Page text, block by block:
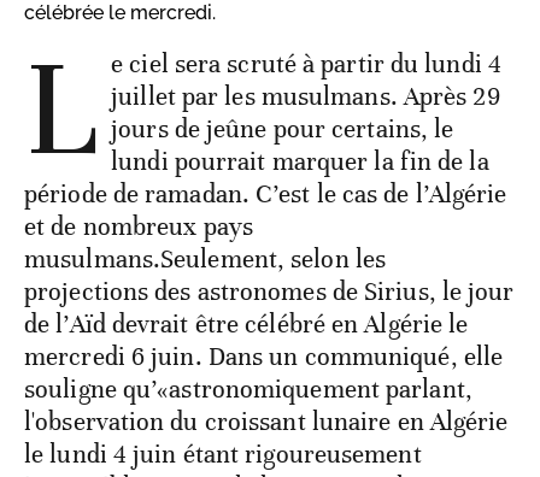
célébrée le mercredi.
L e ciel sera scruté à partir du lundi 4
juillet par les musulmans. Après 29
jours de jeûne pour certains, le
lundi pourrait marquer la fin de la
période de ramadan. C’est le cas de l’Algérie
et de nombreux pays
musulmans.Seulement, selon les
projections des astronomes de Sirius, le jour
de l’Aïd devrait être célébré en Algérie le
mercredi 6 juin. Dans un communiqué, elle
souligne qu’«astronomiquement parlant,
l'observation du croissant lunaire en Algérie
le lundi 4 juin étant rigoureusement